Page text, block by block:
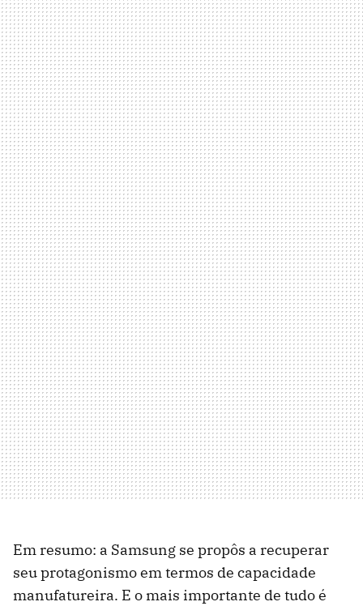
Em resumo: a Samsung se propôs a recuperar
seu protagonismo em termos de capacidade
manufatureira. E o mais importante de tudo é